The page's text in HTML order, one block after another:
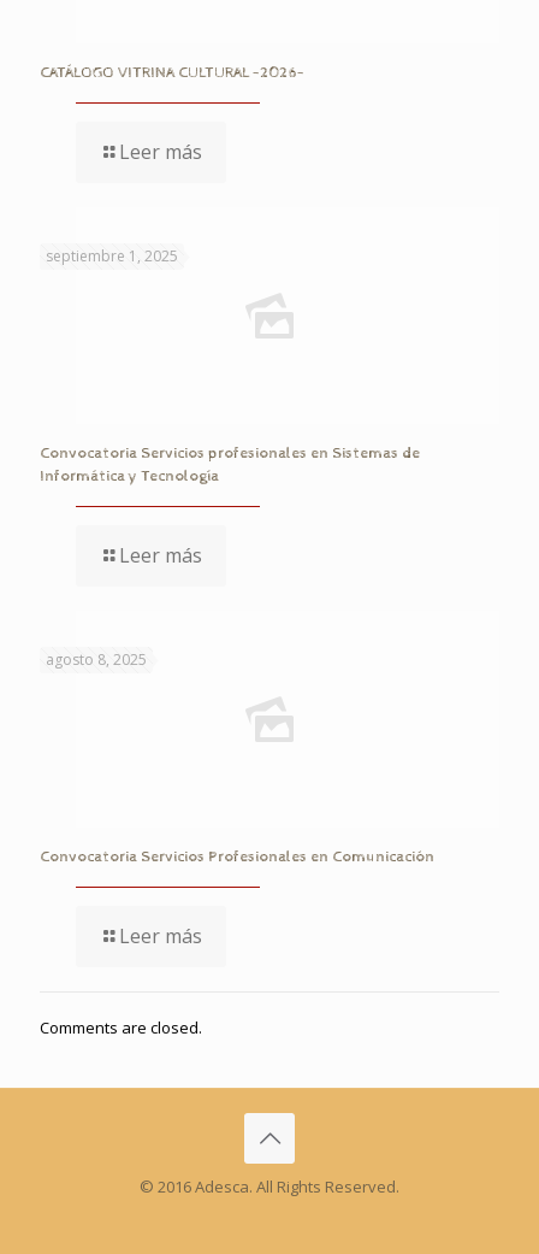
CATÁLOGO VITRINA CULTURAL -2026-
Leer más
septiembre 1, 2025
Convocatoria Servicios profesionales en Sistemas de
Informática y Tecnología
Leer más
agosto 8, 2025
Convocatoria Servicios Profesionales en Comunicación
Leer más
Comments are closed.
© 2016 Adesca. All Rights Reserved.